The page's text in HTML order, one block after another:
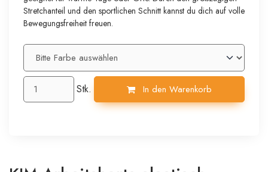
Stretchanteil und den sportlichen Schnitt kannst du dich auf volle
Bewegungsfreiheit freuen.
Stk. In den Warenkorb